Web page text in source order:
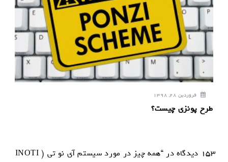
فروردین 28, 1398
طرح پونزی چیست؟
153 دیدگاه در “همه چیز در مورد سیستم آی نو تی ( INOTI